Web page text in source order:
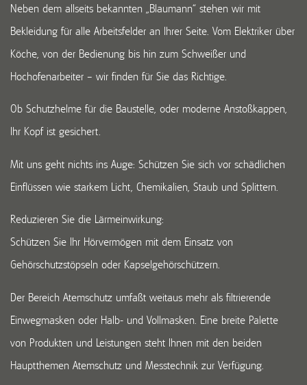
Neben dem allseits bekannten „Blaumann“ stehen wir mit
Bekleidung für alle Arbeitsfelder an Ihrer Seite. Vom Elektriker über
Köche, von der Bedienung bis hin zum Schweißer und
Hochofenarbeiter – wir finden für Sie das Richtige.
Ob Schutzhelme für die Baustelle, oder moderne Anstoßkappen,
Ihr Kopf ist gesichert.
Mit uns geht nichts ins Auge: Schützen Sie sich vor schädlichen
Einflüssen wie starkem Licht, Chemikalien, Staub und Splittern.
Reduzieren Sie die Lärmeinwirkung:
Schützen Sie Ihr Hörvermögen mit dem Einsatz von
Gehörschutzstöpseln oder Kapselgehörschützern.
Der Bereich Atemschutz umfaßt weitaus mehr als filtrierende
Einwegmasken oder Halb- und Vollmasken. Eine breite Palette
von Produkten und Leistungen steht Ihnen mit den beiden
Hauptthemen Atemschutz und Messtechnik zur Verfügung.